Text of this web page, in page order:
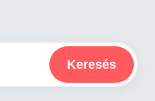
Keresés